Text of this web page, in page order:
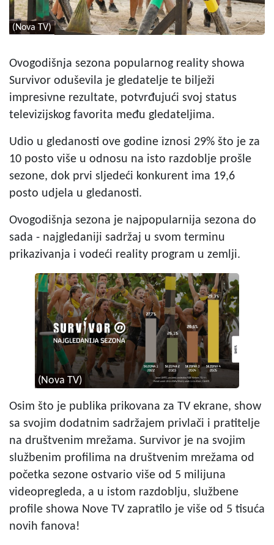
(Nova TV)
Ovogodišnja sezona popularnog reality showa
Survivor oduševila je gledatelje te bilježi
impresivne rezultate, potvrđujući svoj status
televizijskog favorita među gledateljima.
Udio u gledanosti ove godine iznosi 29% što je za
10 posto više u odnosu na isto razdoblje prošle
sezone, dok prvi sljedeći konkurent ima 19,6
posto udjela u gledanosti.
Ovogodišnja sezona je najpopularnija sezona do
sada - najgledaniji sadržaj u svom terminu
prikazivanja i vodeći reality program u zemlji.
(Nova TV)
Osim što je publika prikovana za TV ekrane, show
sa svojim dodatnim sadržajem privlači i pratitelje
na društvenim mrežama. Survivor je na svojim
službenim profilima na društvenim mrežama od
početka sezone ostvario više od 5 milijuna
videopregleda, a u istom razdoblju, službene
profile showa Nove TV zapratilo je više od 5 tisuća
novih fanova!